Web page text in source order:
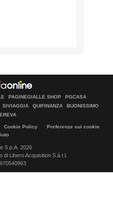
PAGINEGIALLE SHOP
PGCASA
SIVIAGGIA QUIFINANZA
BUONISSIMO
Cookie Policy
Preferenze sui cookie
S.p.A. 2026
di Libero Acquisition S.á r.l.